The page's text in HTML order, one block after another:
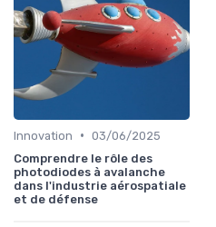
Innovation • 03/06/2025
Comprendre le rôle des
photodiodes à avalanche
dans l'industrie aérospatiale
et de défense